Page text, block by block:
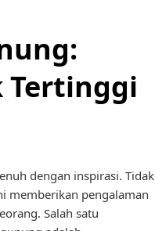
Tertinggi
dengan inspirasi. Tidak
memberikan pengalaman
Salah satu